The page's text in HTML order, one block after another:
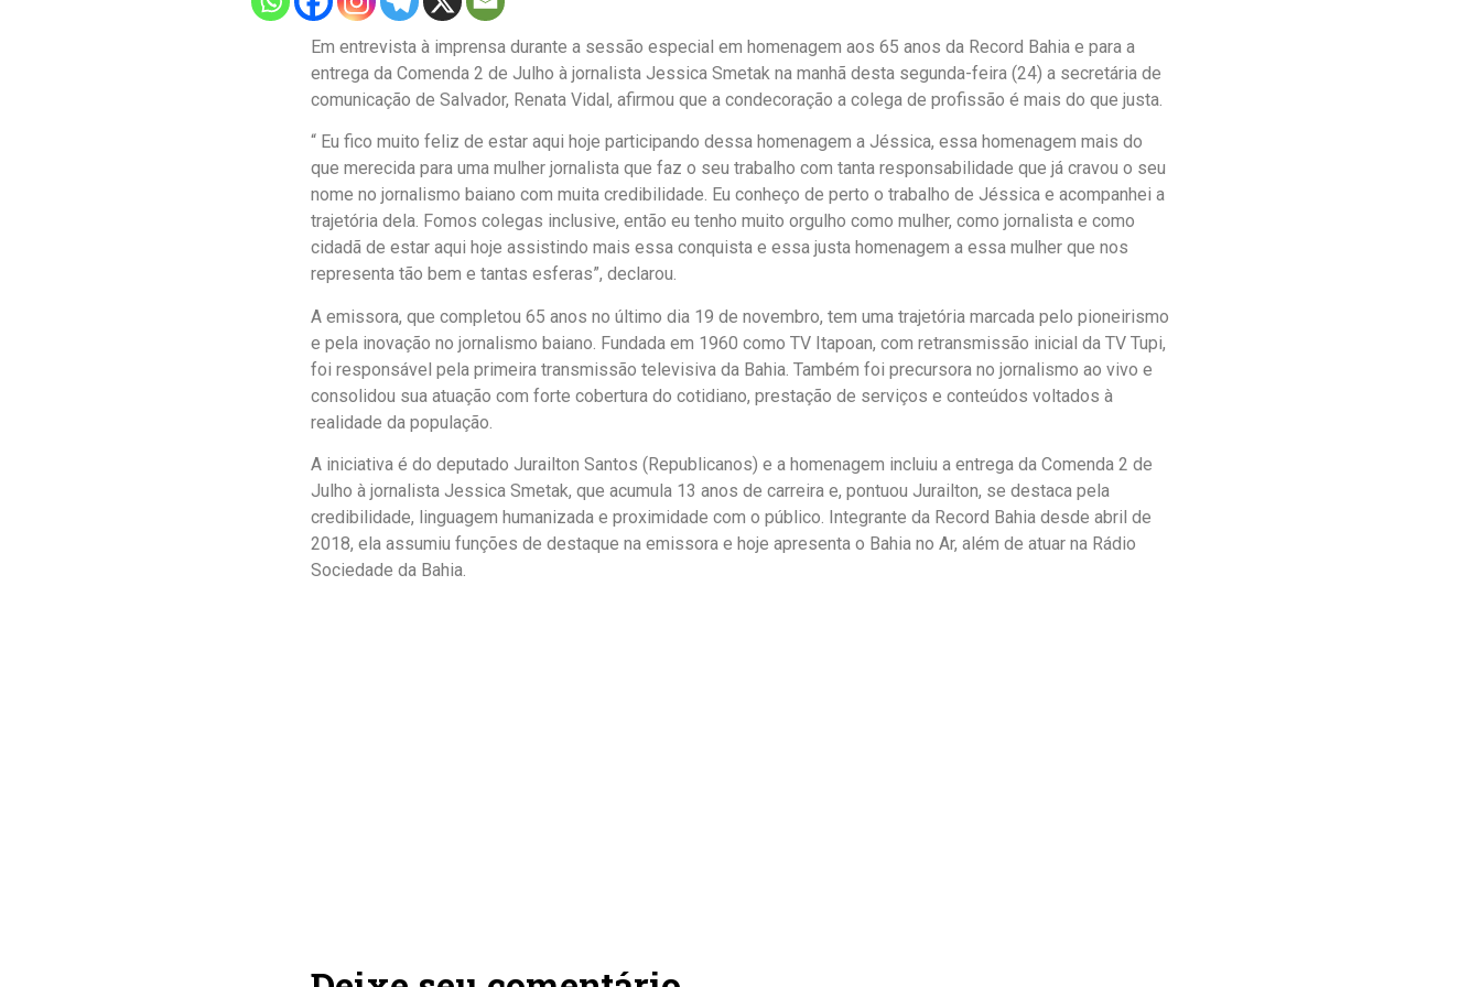
Em entrevista à imprensa durante a sessão especial em homenagem aos 65 anos da Record Bahia e para a
entrega da Comenda 2 de Julho à jornalista Jessica Smetak na manhã desta segunda-feira (24) a secretária de
comunicação de Salvador, Renata Vidal, afirmou que a condecoração a colega de profissão é mais do que justa.
“ Eu fico muito feliz de estar aqui hoje participando dessa homenagem a Jéssica, essa homenagem mais do
que merecida para uma mulher jornalista que faz o seu trabalho com tanta responsabilidade que já cravou o seu
nome no jornalismo baiano com muita credibilidade. Eu conheço de perto o trabalho de Jéssica e acompanhei a
trajetória dela. Fomos colegas inclusive, então eu tenho muito orgulho como mulher, como jornalista e como
cidadã de estar aqui hoje assistindo mais essa conquista e essa justa homenagem a essa mulher que nos
representa tão bem e tantas esferas”, declarou.
A emissora, que completou 65 anos no último dia 19 de novembro, tem uma trajetória marcada pelo pioneirismo
e pela inovação no jornalismo baiano. Fundada em 1960 como TV Itapoan, com retransmissão inicial da TV Tupi,
foi responsável pela primeira transmissão televisiva da Bahia. Também foi precursora no jornalismo ao vivo e
consolidou sua atuação com forte cobertura do cotidiano, prestação de serviços e conteúdos voltados à
realidade da população.
A iniciativa é do deputado Jurailton Santos (Republicanos) e a homenagem incluiu a entrega da Comenda 2 de
Julho à jornalista Jessica Smetak, que acumula 13 anos de carreira e, pontuou Jurailton, se destaca pela
credibilidade, linguagem humanizada e proximidade com o público. Integrante da Record Bahia desde abril de
2018, ela assumiu funções de destaque na emissora e hoje apresenta o Bahia no Ar, além de atuar na Rádio
Sociedade da Bahia.